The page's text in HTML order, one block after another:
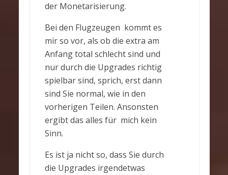
der Monetarisierung.
Bei den Flugzeugen kommt es
mir so vor, als ob die extra am
Anfang total schlecht sind und
nur durch die Upgrades richtig
spielbar sind, sprich, erst dann
sind Sie normal, wie in den
vorherigen Teilen. Ansonsten
ergibt das alles für mich kein
Sinn.
Es ist ja nicht so, dass Sie durch
die Upgrades irgendetwas